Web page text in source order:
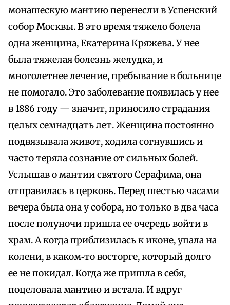
монашескую мантию перенесли в Успенский
собор Москвы. В это время тяжело болела
одна женщина, Екатерина Кряжева. У нее
была тяжелая болезнь желудка, и
многолетнее лечение, пребывание в больнице
не помогало. Это заболевание появилась у нее
в 1886 году — значит, приносило страдания
целых семнадцать лет. Женщина постоянно
подвязывала живот, ходила согнувшись и
часто теряла сознание от сильных болей.
Услышав о мантии святого Серафима, она
отправилась в церковь. Перед шестью часами
вечера была она у собора, но только в два часа
после полуночи пришла ее очередь войти в
храм. А когда приблизилась к иконе, упала на
колени, в каком‑то восторге, который долго
ее не покидал. Когда же пришла в себя,
поцеловала мантию и встала. И вдруг